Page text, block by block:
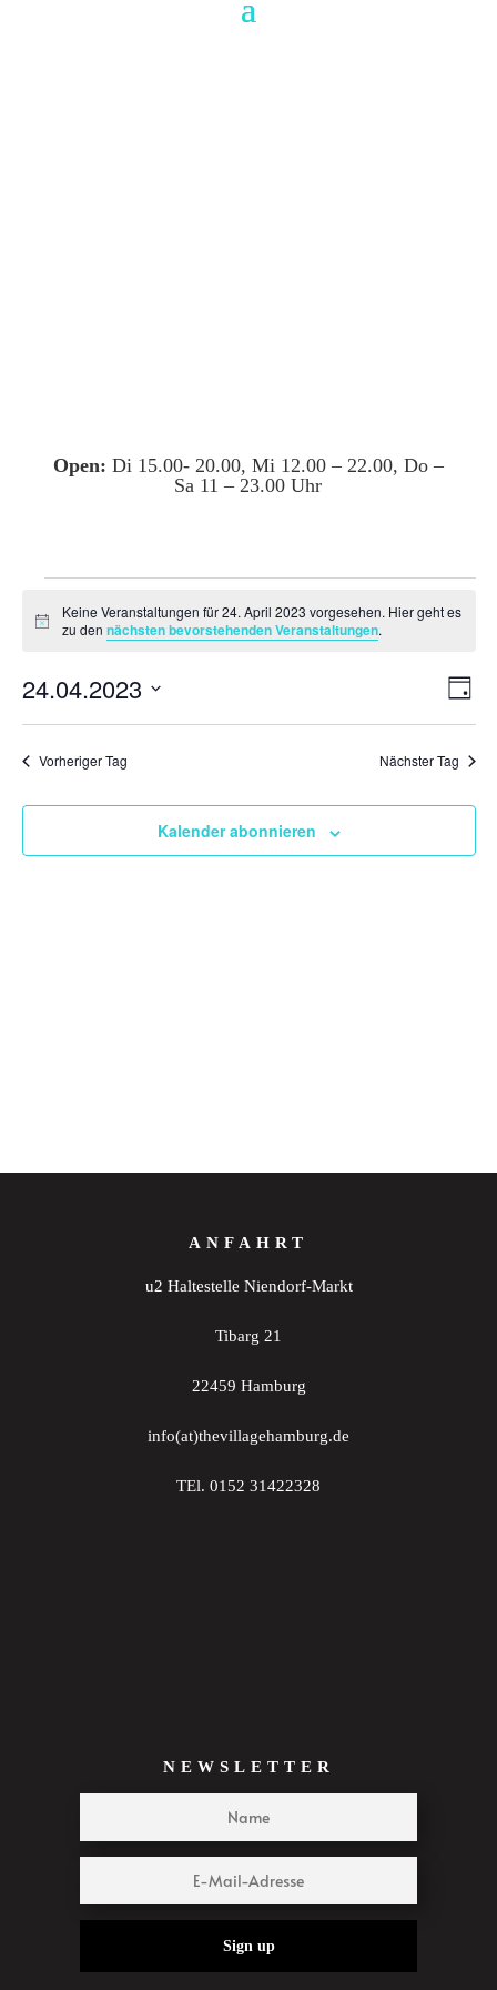
Open: Di 15.00- 20.00, Mi 12.00 – 22.00, Do –
Sa 11 – 23.00 Uhr
für
April
2023
Hinweis
Keine Veranstaltungen für 24. April 2023 vorgesehen. Hier geht es
zu den nächsten bevorstehenden Veranstaltungen.
Tag
24.04.2023
Vorheriger Tag Nächster Tag
Kalender abonnieren
ANFAHRT
u2 Haltestelle Niendorf-Markt
Tibarg 21
22459 Hamburg
info(at)thevillagehamburg.de
TEl. 0152 31422328
NEWSLETTER
Sign up